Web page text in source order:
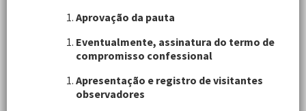
Aprovação da pauta
Eventualmente, assinatura do termo de
compromisso confessional
Apresentação e registro de visitantes
observadores